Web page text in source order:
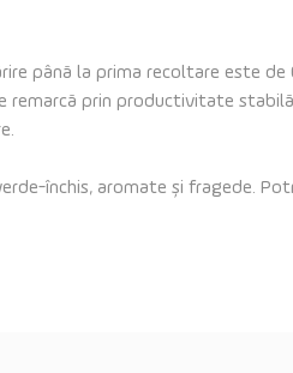
până la prima recoltare este
remarcă prin productivitate
închis, aromate și fragede.